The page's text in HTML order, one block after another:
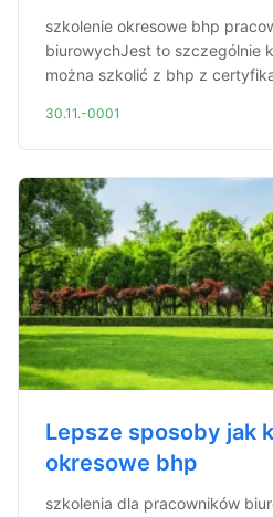
szkolenie okresowe bhp
biurowychJest to szczególnie
można szkolić z bhp z
30.11.-0001
Lepsze sposoby jak
okresowe bhp
szkolenia dla pracowników